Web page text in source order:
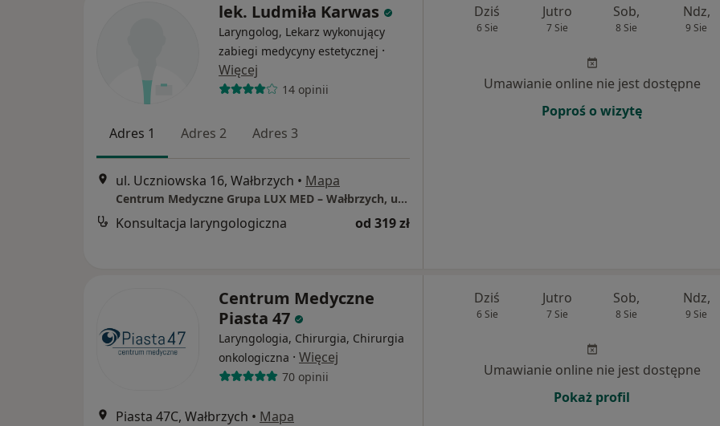
lek. Ludmiła Karwas
Laryngolog, Lekarz wykonujący
zabiegi medycyny estetycznej ·
Więcej
14 opinii
Adres 1 Adres 2 Adres 3
ul. Uczniowska 16, Wałbrzych • Mapa
Centrum Medyczne Grupa LUX MED – Wałbrzych, ul. Uczniowska 16
Konsultacja laryngologiczna od 319 zł
Dziś
6 Sie
Jutro
7 Sie
Sob,
8 Sie
Ndz,
9 Sie
Umawianie online nie jest dostępne
Poproś o wizytę
Centrum Medyczne
Piasta 47
Laryngologia, Chirurgia, Chirurgia
onkologiczna · Więcej
70 opinii
Piasta 47C, Wałbrzych • Mapa
Dziś
6 Sie
Jutro
7 Sie
Sob,
8 Sie
Ndz,
9 Sie
Umawianie online nie jest dostępne
Pokaż profil